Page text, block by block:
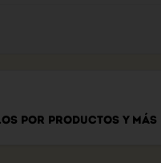
por productos y más